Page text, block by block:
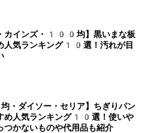
・カインズ・100均】黒いまな板
人気ランキング10選！汚れが目
ダイソー・セリア】ちぎりパン
め人気ランキング10選！使いや
つかないものや代用品も紹介